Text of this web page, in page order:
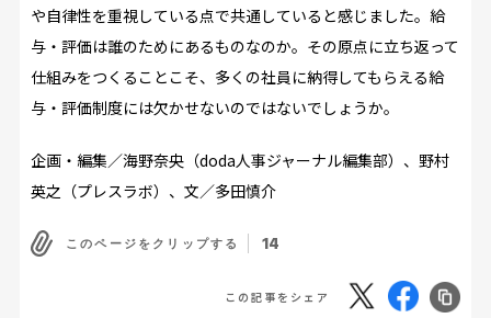
や自律性を重視している点で共通していると感じました。給
与・評価は誰のためにあるものなのか。その原点に立ち返って
仕組みをつくることこそ、多くの社員に納得してもらえる給
与・評価制度には欠かせないのではないでしょうか。
企画・編集／海野奈央（doda人事ジャーナル編集部）、野村
英之（プレスラボ）、文／多田慎介
このページをクリップする 14
この記事をシェア